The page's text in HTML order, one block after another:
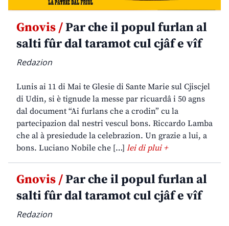
Gnovis /Par che il popul furlan al
salti fûr dal taramot cul cjâf e vîf
Redazion
Lunis ai 11 di Mai te Glesie di Sante Marie sul Cjiscjel
di Udin, si è tignude la messe par ricuardâ i 50 agns
dal document “Ai furlans che a crodin” cu la
partecipazion dal nestri vescul bons. Riccardo Lamba
che al à presiedude la celebrazion. Un grazie a lui, a
bons. Luciano Nobile che […] lei di plui +
Gnovis /Par che il popul furlan al
salti fûr dal taramot cul cjâf e vîf
Redazion